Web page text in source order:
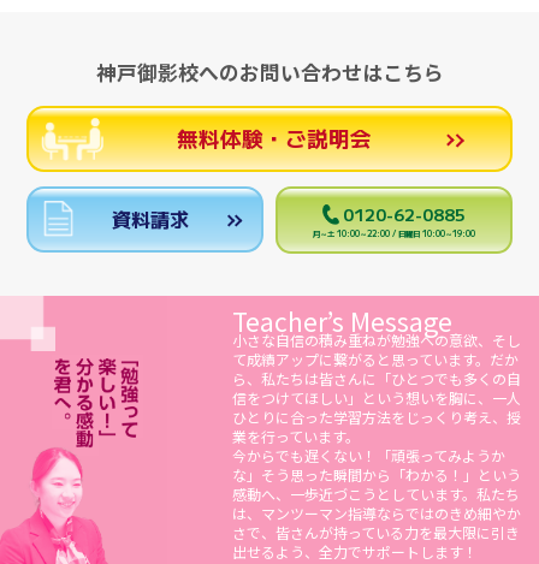
神戸御影校へのお問い合わせはこちら
無料体験・ご説明会
資料請求 0120-62-0885
月～土 10:00～22:00 / 日曜日 10:00～19:00
Teacher’s Message
小さな自信の積み重ねが勉強への意欲、そし
て成績アップに繋がると思っています。だか
ら、私たちは皆さんに「ひとつでも多くの自
信をつけてほしい」という想いを胸に、一人
ひとりに合った学習方法をじっくり考え、授
業を行っています。
今からでも遅くない！「頑張ってみようか
な」そう思った瞬間から「わかる！」という
感動へ、一歩近づこうとしています。私たち
は、マンツーマン指導ならではのきめ細やか
さで、皆さんが持っている力を最大限に引き
出せるよう、全力でサポートします！